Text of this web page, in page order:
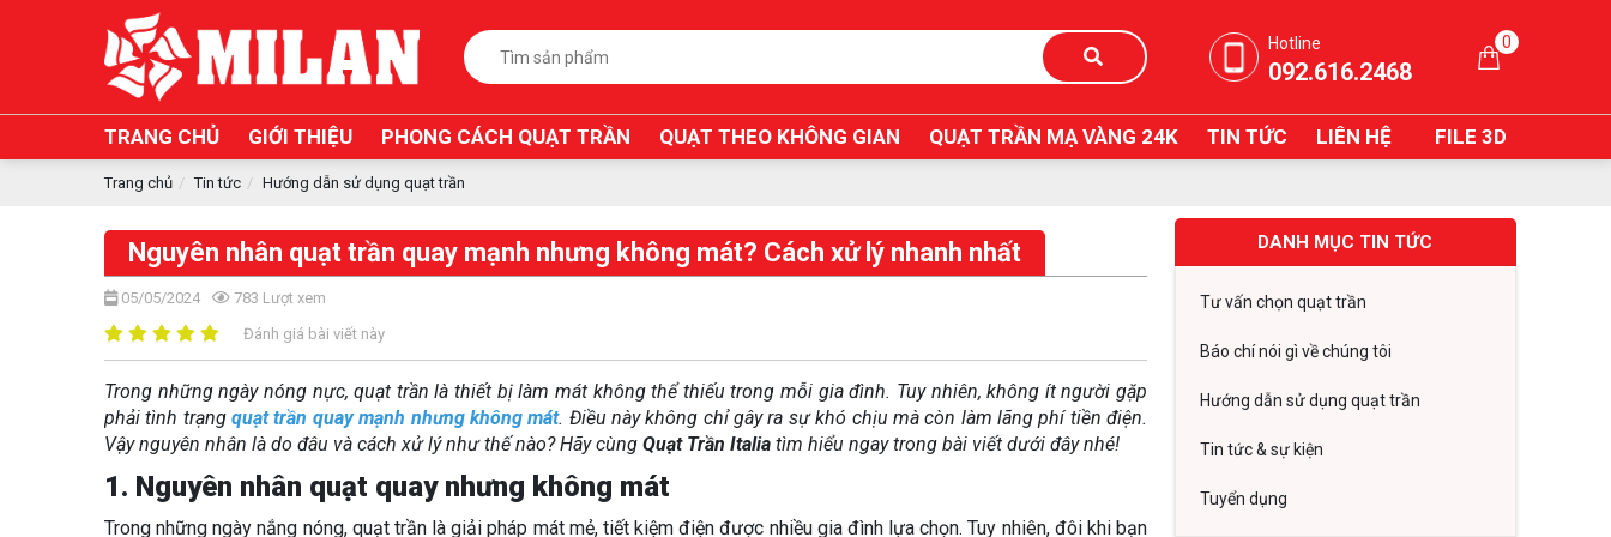
Hotline
092.616.2468
0
TRANG CHỦ GIỚI THIỆU PHONG CÁCH QUẠT TRẦN QUẠT THEO KHÔNG GIAN QUẠT TRẦN MẠ VÀNG 24K TIN TỨC LIÊN HỆ FILE 3D
Trang chủ Tin tức Hướng dẫn sử dụng quạt trần
Nguyên nhân quạt trần quay mạnh nhưng không mát? Cách xử lý nhanh nhất
05/05/2024 783 Lượt xem
Đánh giá bài viết này
Trong những ngày nóng nực, quạt trần là thiết bị làm mát không thể thiếu trong mỗi gia đình. Tuy nhiên, không ít người gặp
phải tình trạngquạt trần quay mạnh nhưng không mát. Điều này không chỉ gây ra sự khó chịu mà còn làm lãng phí tiền điện.
Vậy nguyên nhân là do đâu và cách xử lý như thế nào? Hãy cùng Quạt Trần Italia tìm hiểu ngay trong bài viết dưới đây nhé!
1. Nguyên nhân quạt quay nhưng không mát
Trong những ngày nắng nóng, quạt trần là giải pháp mát mẻ, tiết kiệm điện được nhiều gia đình lựa chọn. Tuy nhiên, đôi khi bạn
DANH MỤC TIN TỨC
Tư vấn chọn quạt trần
Báo chí nói gì về chúng tôi
Hướng dẫn sử dụng quạt trần
Tin tức & sự kiện
Tuyển dụng